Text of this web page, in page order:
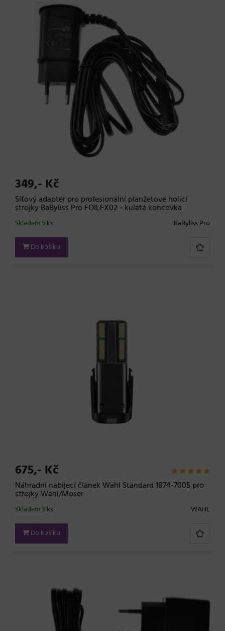
349,- Kč
Síťový adaptér pro profesionální planžetové holicí
strojky BaByliss Pro FOILFX02 - kulatá koncovka
BaByliss Pro
Skladem 5 ks
Do košíku
675,- Kč
Náhradní nabíjecí článek Wahl Standard 1874-7005 pro
strojky Wahl/Moser
WAHL
Skladem 3 ks
Do košíku